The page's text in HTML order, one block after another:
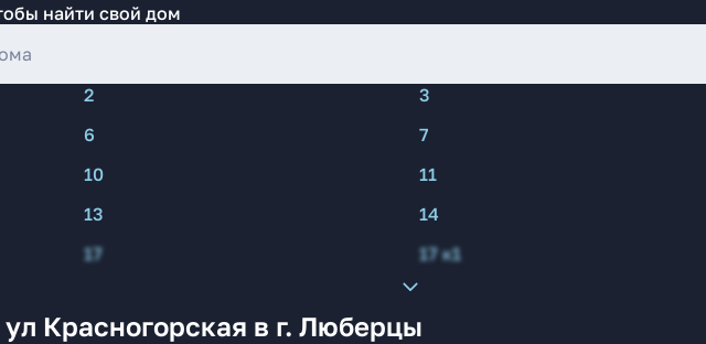
найти свой дом
2 3
6 7
10 11
13 14
17 17 к1
Красногорская в г. Люберцы